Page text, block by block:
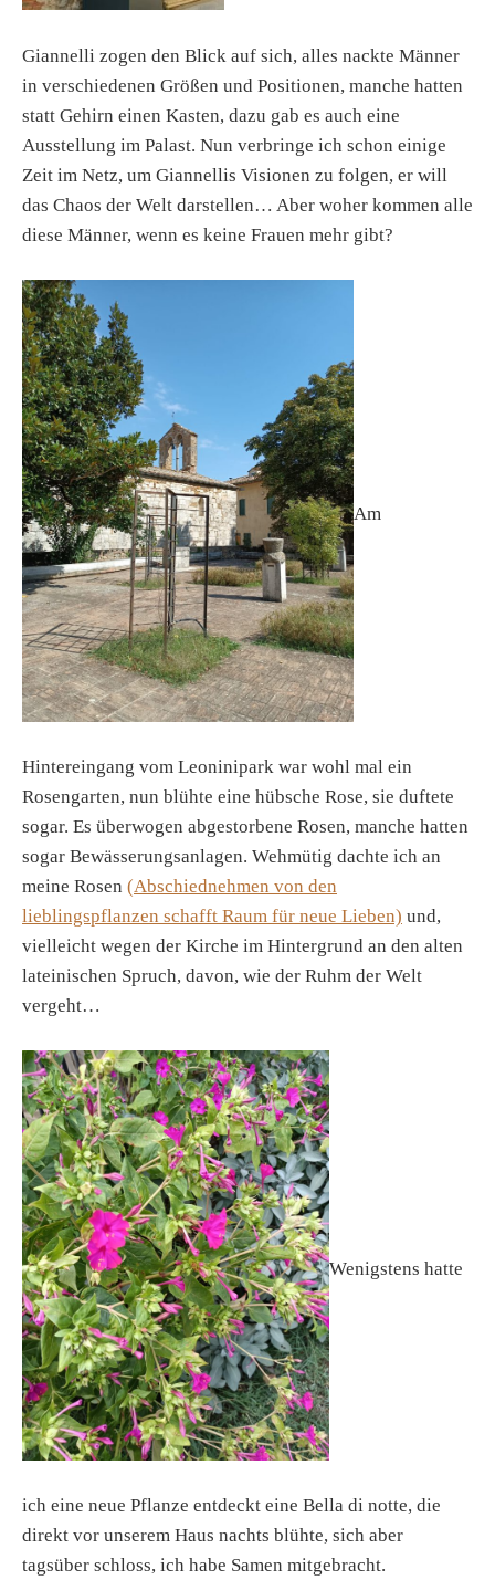
Giannelli zogen den Blick auf sich, alles nackte Männer
in verschiedenen Größen und Positionen, manche hatten
statt Gehirn einen Kasten, dazu gab es auch eine
Ausstellung im Palast. Nun verbringe ich schon einige
Zeit im Netz, um Giannellis Visionen zu folgen, er will
das Chaos der Welt darstellen… Aber woher kommen alle
diese Männer, wenn es keine Frauen mehr gibt?
Am
Hintereingang vom Leoninipark war wohl mal ein
Rosengarten, nun blühte eine hübsche Rose, sie duftete
sogar. Es überwogen abgestorbene Rosen, manche hatten
sogar Bewässerungsanlagen. Wehmütig dachte ich an
meine Rosen (Abschiednehmen von den
lieblingspflanzen schafft Raum für neue Lieben) und,
vielleicht wegen der Kirche im Hintergrund an den alten
lateinischen Spruch, davon, wie der Ruhm der Welt
vergeht…
Wenigstens hatte
ich eine neue Pflanze entdeckt eine Bella di notte, die
direkt vor unserem Haus nachts blühte, sich aber
tagsüber schloss, ich habe Samen mitgebracht.